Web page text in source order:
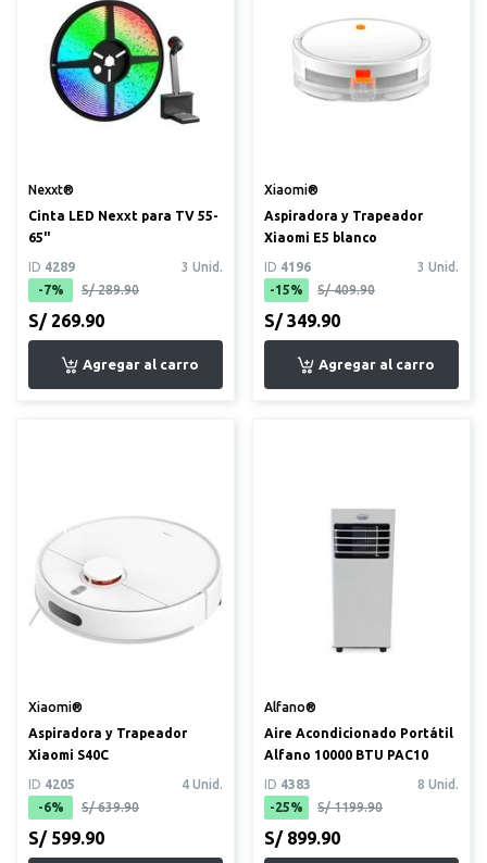
Nexxt®
Cinta LED Nexxt para TV 55-
65"
ID 4289
3 Unid.
-7%
S/ 289.90
S/ 269.90
Xiaomi®
Aspiradora y Trapeador
Xiaomi E5 blanco
ID 4196
3 Unid.
-15%
S/ 409.90
S/ 349.90
Xiaomi®
Aspiradora y Trapeador
Xiaomi S40C
ID 4205
4 Unid.
-6%
S/ 639.90
S/ 599.90
Alfano®
Aire Acondicionado Portátil
Alfano 10000 BTU PAC10
ID 4383
8 Unid.
-25%
S/ 1199.90
S/ 899.90